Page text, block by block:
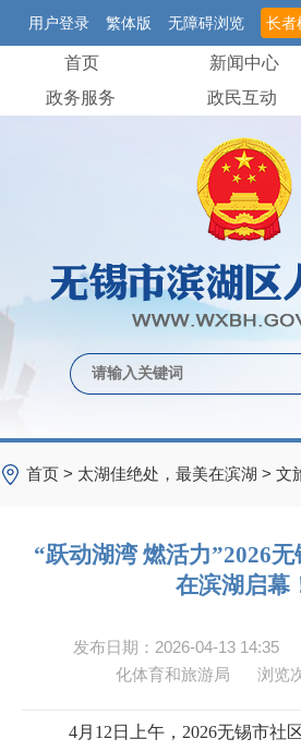
用户登录 繁体版 无障碍浏览 长者
首页 新闻中心
政务服务
政民互动
首页 > 太湖佳绝处，最美在滨湖 > 文
“跃动湖湾 燃活力”2026
在滨湖启幕
发布日期：2026-04-13 14:35
化体育和旅游局
浏览
4月 12 日上午， 2026无锡市社